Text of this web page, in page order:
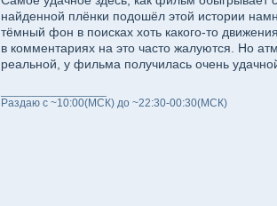
найденной плёнки подошёл этой истории
тёмный фон в поисках хоть какого-то
в комментариях на это часто жалуются. Но
реальной, у фильма получилась очень
Раздаю с ~10:00(МСК) до ~22:30-00:30(МСК)